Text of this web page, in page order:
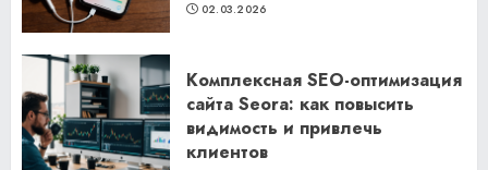
02.03.2026
Комплексная SEO-оптимизация
сайта Seora: как повысить
видимость и привлечь
клиентов